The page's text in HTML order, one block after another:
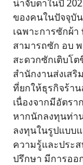
น่าจับตาในปี
ของคนในปัจจุบั
เฉพาะการซักผ้
สามารถซัก อบ
สะดวกซักเติบโ
สำนักงานส่งเส
ที่ยกให้ธุรกิจร้า
เนื่องจากมีอัตรา
หากนักลงทุนท่า
ลงทุนในรูปแบบ
ความรู้และประ
ปรึกษา มีการออ